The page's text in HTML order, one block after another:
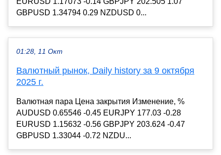
GBPUSD 1.34794 0.29 NZDUSD 0...
01:28, 11 Окт
Валютный рынок, Daily history за 9 октября
2025 г.
Валютная пара Цена закрытия Изменение, %
AUDUSD 0.65546 -0.45 EURJPY 177.03 -0.28
EURUSD 1.15632 -0.56 GBPJPY 203.624 -0.47
GBPUSD 1.33044 -0.72 NZDU...